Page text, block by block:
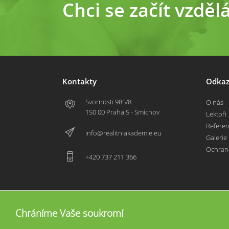
Chci se začít
Kontakty
Svornosti 985/8
150 00 Praha 5 - Smíchov
info@realitniakademie.eu
+420 737 211 366
O nás
Lektoři
Galerie
Chráníme Vaše soukromí